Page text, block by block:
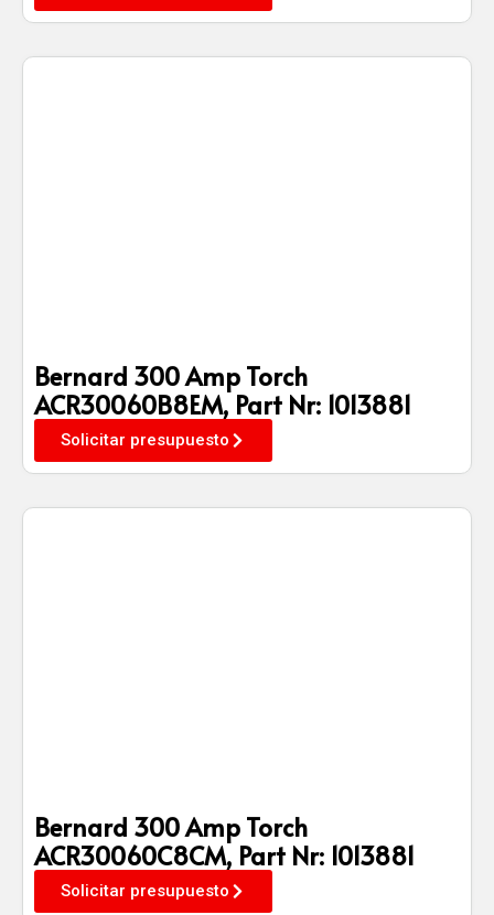
Bernard 300 Amp Torch
ACR30060B8EM, Part Nr: 1013881
Solicitar presupuesto
Bernard 300 Amp Torch
ACR30060C8CM, Part Nr: 1013881
Solicitar presupuesto